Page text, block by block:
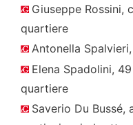
Giuseppe Rossini,
quartiere
Antonella
Elena Spadolini,
quartiere
Saverio Du Bussé,